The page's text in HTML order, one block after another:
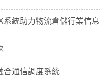
系統助力物流倉儲行業信息
合通信調度系統